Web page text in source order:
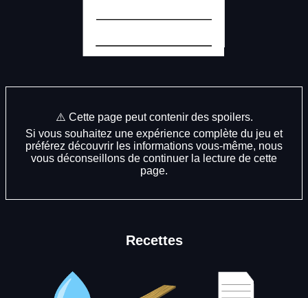
⚠️ Cette page peut contenir des spoilers.
Si vous souhaitez une expérience complète du jeu et
préférez découvrir les informations vous-même, nous
vous déconseillons de continuer la lecture de cette
page.
Recettes